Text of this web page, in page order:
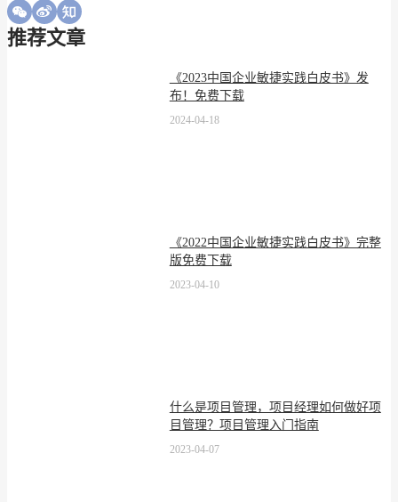
推荐文章
《2023中国企业敏捷实践白皮书》发
布！免费下载
2024-04-18
《2022中国企业敏捷实践白皮书》完整
版免费下载
2023-04-10
什么是项目管理，项目经理如何做好项
目管理？项目管理入门指南
2023-04-07